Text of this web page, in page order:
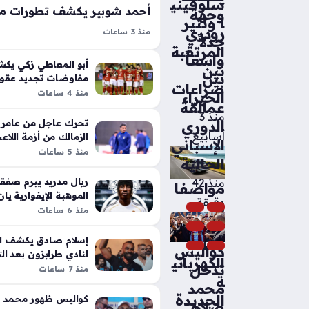
سلوفيني
ا وتثير
جدلاً
واسعاً
بين
الخبراء
منذ 3
أسابيع
مواصفا
ت
BMW
iX5
الكهربائي
ة
الجديدة
وجهة
رودري
المرتقبة
بين
صراعات
عمالقة
الدوري
الإسباني
الحاليّة
منذ 42
دقيقة
كواليس
تدخل
محمد
منذ 3 ساعات
بشأن مستقبل بيزيرا، حيث أشار
أن هذه التصريحات تضع النادي في
خاصة مع اقتراب اللاعب من…
أبو المعاطي زكي
مفاوضات تجديد
البارز
منذ 4 ساعات
تحرك عاجل من عامر
الزمالك من أزمة
منذ 5 ساعات
ريال مدريد يبرم
الموهبة الإيفوارية
منذ 6 ساعات
إسلام صادق يكشف
لنادي طرابزون بعد
صلاح
منذ 7 ساعات
كواليس ظهور